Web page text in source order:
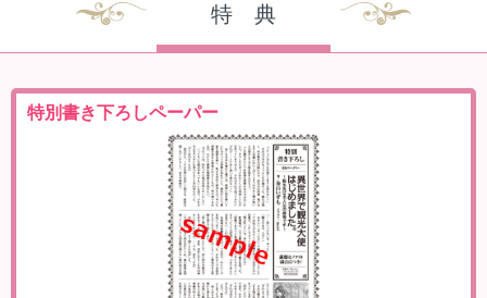
特 典
特別書き下ろしペーパー